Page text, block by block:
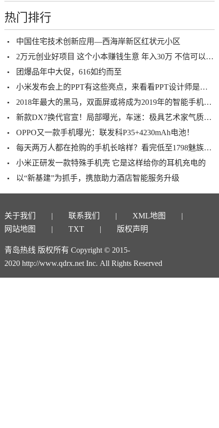
热门排行
中国住宅技术创新应用—西海岸新区红状元小区
2万元创业好项目 这个小本赚钱生意 年入30万 不信可以试试
团爆品年中大促，616如约而至
小米发布会上的PPT有这些亮点，来看看PPT设计师是怎么解读的吧
2018年最大的黑马，双面屏或将成为2019年的智能手机的主旋律
新款DX7换代官宣！局部曝光，车迷：极具艺术家气质的东南车
OPPO又一款手机曝光：联发科P35+4230mAh电池！
每天两万人都在抢购的手机长啥样？看完低至1798魅族16X彻底服气
小米正研发一款特殊手机壳 它是这样给你的耳机充电的
以“新基建”为抓手，携旅助力酒店智能服务升级
关于我们 联系我们
XML地图
网站地图
TXT 版权声明
青岛热线 版权所有 Copyright © 2015-
2020 http://www.qdrx.net Inc. All Rights Reserved